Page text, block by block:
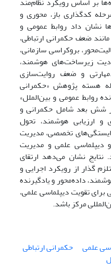
کدگذاری باز، محوری و
نشان داد روابط عمومی و
ضعف حکمرانی ارتباطی،
بروکراسی سازمانی،
زیرساخت‌های هوشمند،
و ضعف روایت‌سازی
هسته پژوهش «حکمرانی
روابط عمومی و بین‌الملل»
شش بعد شامل حکمرانی و
و ارزیابی هوشمند، تحول
تخصصی، مدیریت
دیپلماسی علمی و مدیریت
نتایج نشان می‌دهد ارتقای
گذار از رویکرد اجرایی و
داده‌محور و یادگیرنده
تقویت دیپلماسی علمی،
مرکز باشد.
علمی
حکمرانی ارتباطی